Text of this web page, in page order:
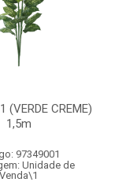
(VERDE CREME)
1,5m
97349001
Unidade de
Venda\1